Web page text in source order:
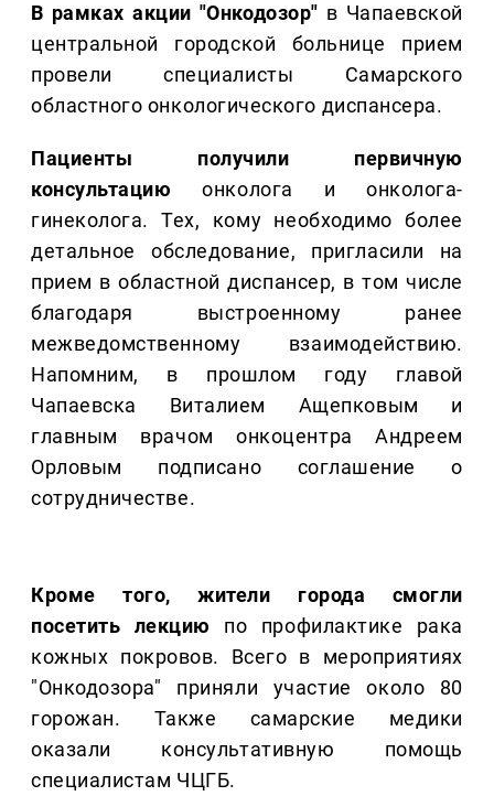
В рамках акции "Онкодозор" в Чапаевской
центральной городской больнице прием
провели специалисты Самарского
областного онкологического диспансера.
Пациенты получили первичную
консультацию онколога и онколога-
гинеколога. Тех, кому необходимо более
детальное обследование, пригласили на
прием в областной диспансер, в том числе
благодаря выстроенному ранее
межведомственному взаимодействию.
Напомним, в прошлом году главой
Чапаевска Виталием Ащепковым и
главным врачом онкоцентра Андреем
Орловым подписано соглашение о
сотрудничестве.
Кроме того, жители города смогли
посетить лекцию по профилактике рака
кожных покровов. Всего в мероприятиях
"Онкодозора" приняли участие около 80
горожан. Также самарские медики
оказали консультативную помощь
специалистам ЧЦГБ.